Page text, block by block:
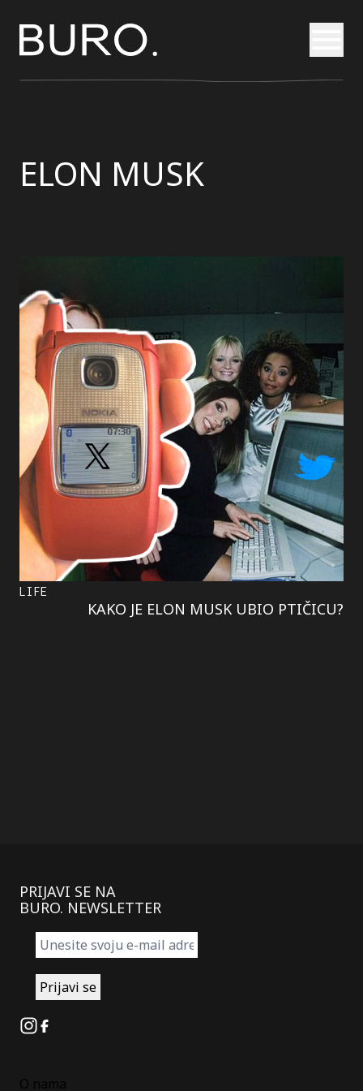
ELON MUSK
LIFE
KAKO JE ELON MUSK UBIO PTIČICU?
PRIJAVI SE NA
BURO. NEWSLETTER
Instagram
Facebook